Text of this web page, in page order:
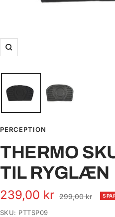
Zoom
PERCEPTION
THERMO
TIL RYGLÆN
Udsalgspris
239,00 kr Normal
299,00 kr
SKU: PTTSP09